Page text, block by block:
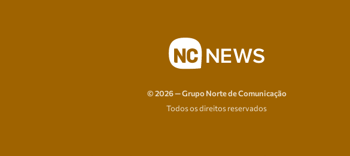
© 2026 — Grupo Norte de Comunicação
Todos os direitos reservados